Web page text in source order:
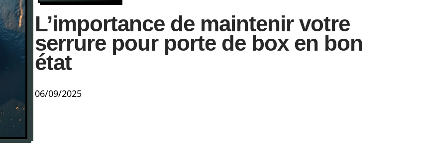
L’importance de maintenir votre
serrure pour porte de box en bon
état
06/09/2025